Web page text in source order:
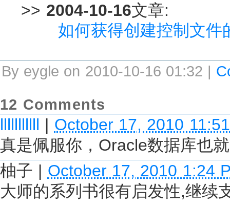
>> 2004-10-16文章:
如何获得创建控制文件
By eygle on 2010-10-16 01:32 |
12 Comments
lllllllllll | October 17, 2010
真是佩服你，Oracle数据库也
柚子 | October 17, 2010 1:24
大师的系列书很有启发性,继续